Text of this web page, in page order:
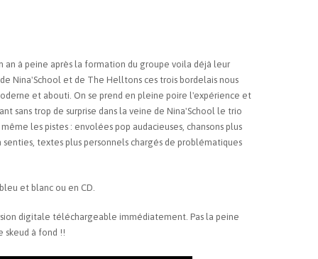
an à peine après la formation du groupe voila déjà leur
Nina'School et de The Helltons ces trois bordelais nous
et abouti. On se prend en pleine poire l'expérience et
sans trop de surprise dans la veine de Nina'School le trio
les pistes : envolées pop audacieuses, chansons plus
textes plus personnels chargés de problématiques
et blanc ou en CD.
digitale téléchargeable immédiatement. Pas la peine
skeud à fond !!